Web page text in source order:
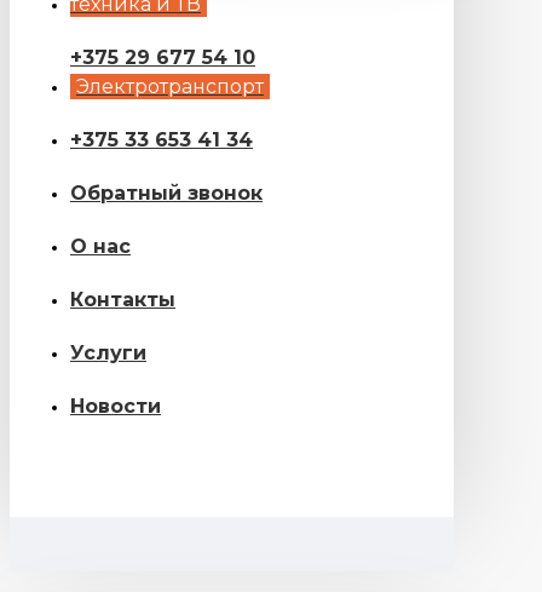
+375 29 677 54 10
Электротранспорт
+375 33 653 41 34
Обратный звонок
О нас
Контакты
Услуги
Новости